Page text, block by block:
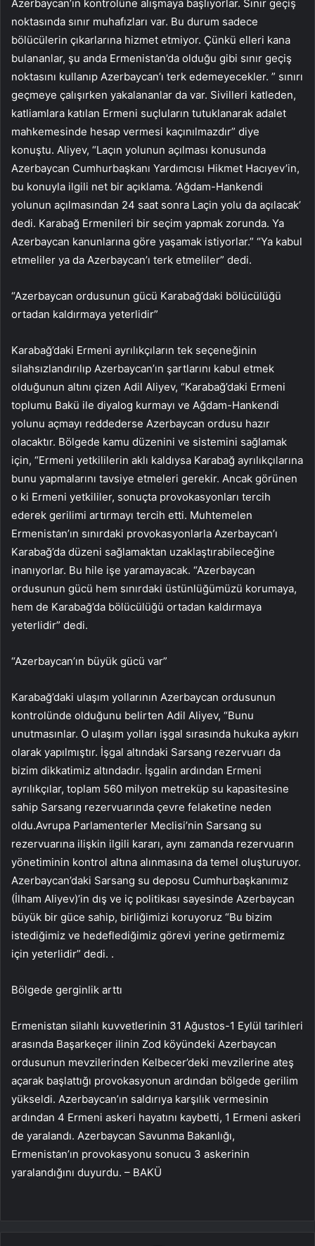
Azerbaycan’ın kontrolüne alışmaya başlıyorlar. Sınır geçiş
noktasında sınır muhafızları var. Bu durum sadece
bölücülerin çıkarlarına hizmet etmiyor. Çünkü elleri kana
bulananlar, şu anda Ermenistan’da olduğu gibi sınır geçiş
noktasını kullanıp Azerbaycan’ı terk edemeyecekler. ” sınırı
geçmeye çalışırken yakalananlar da var. Sivilleri katleden,
katliamlara katılan Ermeni suçluların tutuklanarak adalet
mahkemesinde hesap vermesi kaçınılmazdır” diye
konuştu. Aliyev, “Laçın yolunun açılması konusunda
Azerbaycan Cumhurbaşkanı Yardımcısı Hikmet Hacıyev’in,
bu konuyla ilgili net bir açıklama. ‘Ağdam-Hankendi
yolunun açılmasından 24 saat sonra Laçin yolu da açılacak’
dedi. Karabağ Ermenileri bir seçim yapmak zorunda. Ya
Azerbaycan kanunlarına göre yaşamak istiyorlar.” “Ya kabul
etmeliler ya da Azerbaycan’ı terk etmeliler” dedi.
“Azerbaycan ordusunun gücü Karabağ’daki bölücülüğü
ortadan kaldırmaya yeterlidir”
Karabağ’daki Ermeni ayrılıkçıların tek seçeneğinin
silahsızlandırılıp Azerbaycan’ın şartlarını kabul etmek
olduğunun altını çizen Adil Aliyev, “Karabağ’daki Ermeni
toplumu Bakü ile diyalog kurmayı ve Ağdam-Hankendi
yolunu açmayı reddederse Azerbaycan ordusu hazır
olacaktır. Bölgede kamu düzenini ve sistemini sağlamak
için, “Ermeni yetkililerin aklı kaldıysa Karabağ ayrılıkçılarına
bunu yapmalarını tavsiye etmeleri gerekir. Ancak görünen
o ki Ermeni yetkililer, sonuçta provokasyonları tercih
ederek gerilimi artırmayı tercih etti. Muhtemelen
Ermenistan’ın sınırdaki provokasyonlarla Azerbaycan’ı
Karabağ’da düzeni sağlamaktan uzaklaştırabileceğine
inanıyorlar. Bu hile işe yaramayacak. “Azerbaycan
ordusunun gücü hem sınırdaki üstünlüğümüzü korumaya,
hem de Karabağ’da bölücülüğü ortadan kaldırmaya
yeterlidir” dedi.
“Azerbaycan’ın büyük gücü var”
Karabağ’daki ulaşım yollarının Azerbaycan ordusunun
kontrolünde olduğunu belirten Adil Aliyev, “Bunu
unutmasınlar. O ulaşım yolları işgal sırasında hukuka aykırı
olarak yapılmıştır. İşgal altındaki Sarsang rezervuarı da
bizim dikkatimiz altındadır. İşgalin ardından Ermeni
ayrılıkçılar, toplam 560 milyon metreküp su kapasitesine
sahip Sarsang rezervuarında çevre felaketine neden
oldu.Avrupa Parlamenterler Meclisi’nin Sarsang su
rezervuarına ilişkin ilgili kararı, aynı zamanda rezervuarın
yönetiminin kontrol altına alınmasına da temel oluşturuyor.
Azerbaycan’daki Sarsang su deposu Cumhurbaşkanımız
(İlham Aliyev)’in dış ve iç politikası sayesinde Azerbaycan
büyük bir güce sahip, birliğimizi koruyoruz “Bu bizim
istediğimiz ve hedeflediğimiz görevi yerine getirmemiz
için yeterlidir” dedi. .
Bölgede gerginlik arttı
Ermenistan silahlı kuvvetlerinin 31 Ağustos-1 Eylül tarihleri
​​arasında Başarkeçer ilinin Zod köyündeki Azerbaycan
ordusunun mevzilerinden Kelbecer’deki mevzilerine ateş
açarak başlattığı provokasyonun ardından bölgede gerilim
yükseldi. Azerbaycan’ın saldırıya karşılık vermesinin
ardından 4 Ermeni askeri hayatını kaybetti, 1 Ermeni askeri
de yaralandı. Azerbaycan Savunma Bakanlığı,
Ermenistan’ın provokasyonu sonucu 3 askerinin
yaralandığını duyurdu. – BAKÜ